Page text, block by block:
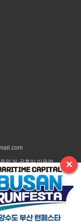
말 및 공휴일 미운영 ×